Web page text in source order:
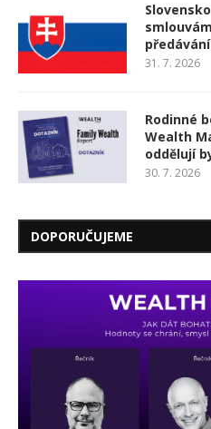
31. 7. 2026
Rodinné
Wealth
oddělují
30. 7. 2026
DOPORUČUJEME